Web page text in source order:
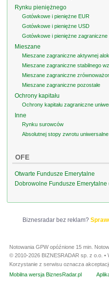
Rynku pieniężnego
Gotówkowe i pieniężne EUR
Gotówkowe i pieniężne USD
Gotówkowe i pieniężne zagraniczne
Mieszane
Mieszane zagraniczne aktywnej
Mieszane zagraniczne stabilnego
Mieszane zagraniczne
Mieszane zagraniczne pozostałe
Ochrony kapitału
Ochrony kapitału zagraniczne
Inne
Rynku surowców
Absolutnej stopy zwrotu uniwersalne
OFE
Otwarte Fundusze Emerytalne
Dobrowolne Fundusze Emerytalne
Biznesradar bez reklam?
Notowania GPW opóźnione 15 min.
© 2010-2026 BIZNESRADAR sp. z o.o.
Korzystanie z serwisu oznacza
Mobilna wersja BiznesRadar.pl